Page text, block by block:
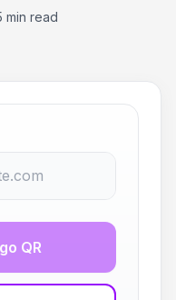
min read
QR